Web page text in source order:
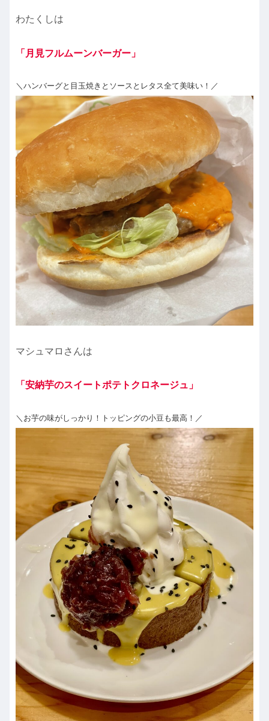
わたくしは
「月見フルムーンバーガー」
＼ハンバーグと目玉焼きとソースとレタス全て美味い！／
マシュマロさんは
「安納芋のスイートポテトクロネージュ」
＼お芋の味がしっかり！トッピングの小豆も最高！／